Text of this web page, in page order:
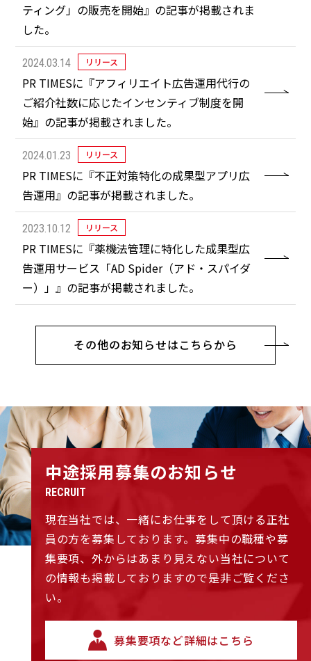
ティング」の販売を開始』の記事が掲載されま
した。
2024.03.14 リリース
PR TIMESに『アフィリエイト広告運用代行の
ご紹介社数に応じたインセンティブ制度を開
始』の記事が掲載されました。
2024.01.23 リリース
PR TIMESに『不正対策特化の成果型アプリ広
告運用』の記事が掲載されました。
2023.10.12 リリース
PR TIMESに『薬機法管理に特化した成果型広
告運用サービス「AD Spider（アド・スパイダ
ー）」』の記事が掲載されました。
その他のお知らせはこちらから
中途採用募集のお知らせ
RECRUIT
現在当社では、一緒にお仕事をして頂ける正社
員の方を募集しております。募集中の職種や募
集要項、外からはあまり見えない当社について
の情報も掲載しておりますので是非ご覧くださ
い。
募集要項など詳細はこちら